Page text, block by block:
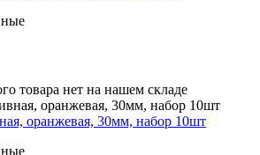
товара нет на нашем складе
оранжевая, 30мм, набор 10шт